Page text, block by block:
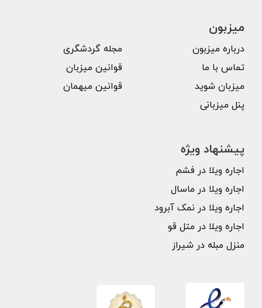
میزبون
درباره میزبون
تماس با ما
میزبان شوید
پنل میزبانی
مجله گردشگری
قوانین میزبان
قوانین میهمان
پیشنهاد ویژه
اجاره ویلا در فشم
اجاره ویلا در ماسال
اجاره ویلا در نمک آبرود
اجاره ویلا در متل قو
منزل مبله در شیراز